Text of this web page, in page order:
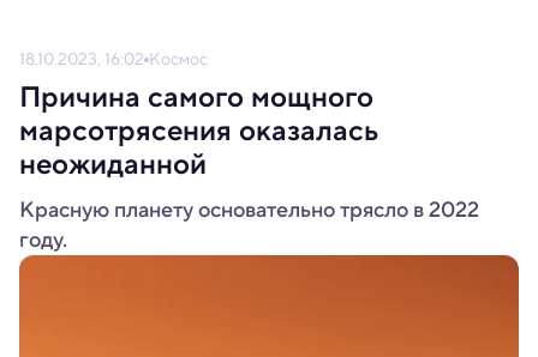
18.10.2023, 16:02 Космос
Причина самого мощного
марсотрясения оказалась
неожиданной
Красную планету основательно трясло в 2022
году.